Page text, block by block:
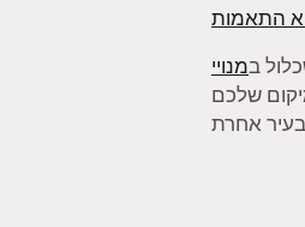
התאמות
במנויי
שלכם